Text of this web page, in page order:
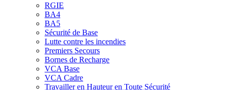
RGIE
BA4
BA5
Sécurité de Base
Lutte contre les incendies
Premiers Secours
Bornes de Recharge
VCA Base
VCA Cadre
Travailler en Hauteur en Toute Sécurité